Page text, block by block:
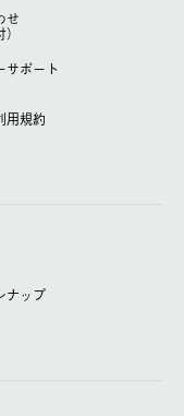
せ
サポート
用規約
ナップ